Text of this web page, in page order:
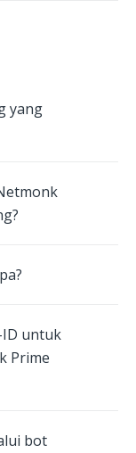
yang
ID untuk
Prime
bot